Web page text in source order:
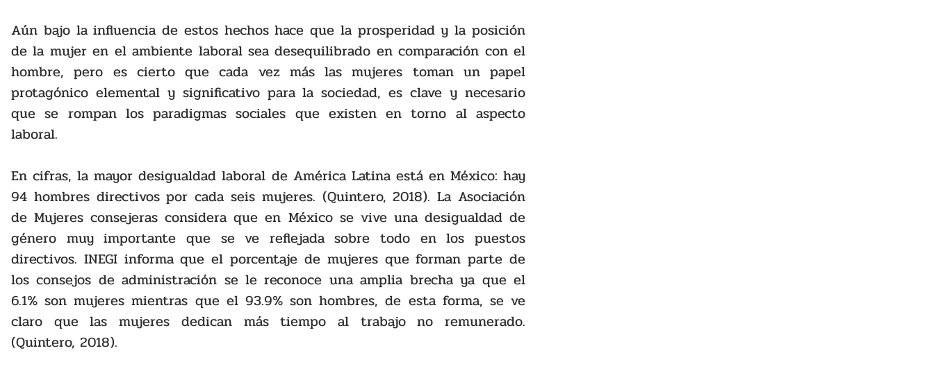
Aún bajo la influencia de estos hechos hace que la prosperidad y la posición
de la mujer en el ambiente laboral sea desequilibrado en comparación con el
hombre, pero es cierto que cada vez más las mujeres toman un papel
protagónico elemental y significativo para la sociedad, es clave y necesario
que se rompan los paradigmas sociales que existen en torno al aspecto
laboral.
En cifras, la mayor desigualdad laboral de América Latina está en México: hay
94 hombres directivos por cada seis mujeres. (Quintero, 2018). La Asociación
de Mujeres consejeras considera que en México se vive una desigualdad de
género muy importante que se ve reflejada sobre todo en los puestos
directivos. INEGI informa que el porcentaje de mujeres que forman parte de
los consejos de administración se le reconoce una amplia brecha ya que el
6.1% son mujeres mientras que el 93.9% son hombres, de esta forma, se ve
claro que las mujeres dedican más tiempo al trabajo no remunerado.
(Quintero, 2018).